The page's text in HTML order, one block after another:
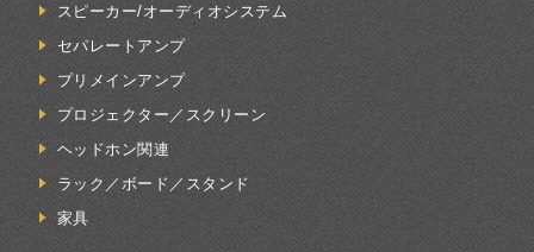
スピーカー/オーディオシステム
セパレートアンプ
プリメインアンプ
プロジェクター／スクリーン
ヘッドホン関連
ラック／ボード／スタンド
家具